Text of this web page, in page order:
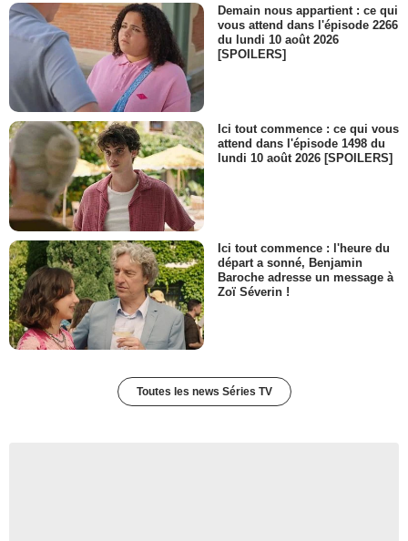
Demain nous appartient : ce qui
vous attend dans l'épisode 2266
du lundi 10 août 2026
[SPOILERS]
Ici tout commence : ce qui vous
attend dans l'épisode 1498 du
lundi 10 août 2026 [SPOILERS]
Ici tout commence : l'heure du
départ a sonné, Benjamin
Baroche adresse un message à
Zoï Séverin !
Toutes les news Séries TV